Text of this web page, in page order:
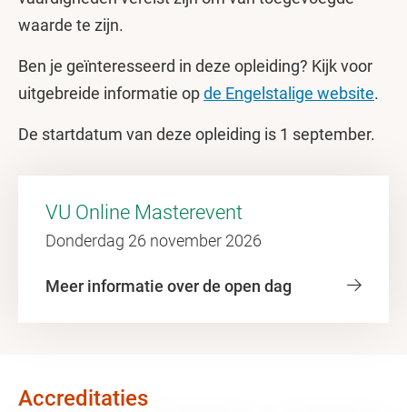
waarde te zijn.
Ben je geïnteresseerd in deze opleiding? Kijk voor
uitgebreide informatie opde Engelstalige website.
De startdatum van deze opleiding is 1 september.
VU Online Masterevent
Donderdag 26 november 2026
Meer informatie over de open dag
Accreditaties